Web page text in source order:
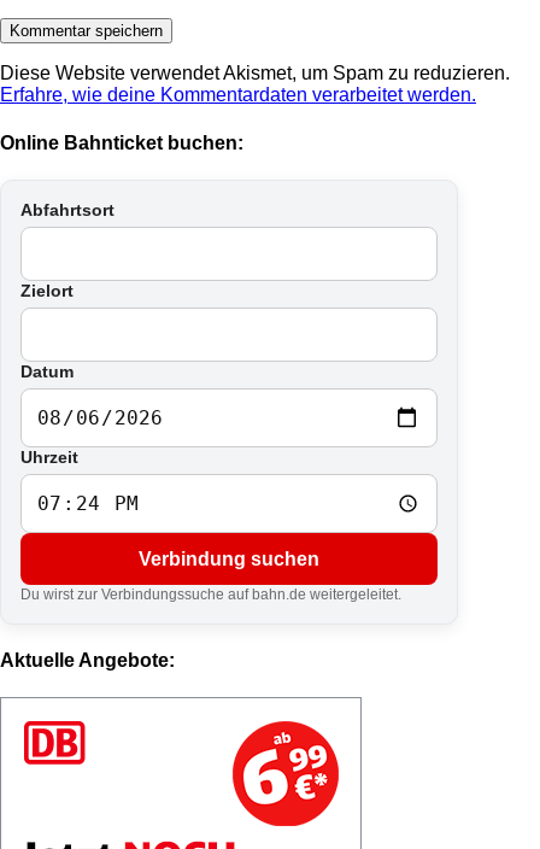
Diese Website verwendet Akismet, um Spam zu reduzieren.
Erfahre, wie deine Kommentardaten verarbeitet werden.
Online Bahnticket buchen:
Abfahrtsort
Zielort
Datum
Uhrzeit
Verbindung suchen
Du wirst zur Verbindungssuche auf bahn.de weitergeleitet.
Aktuelle Angebote: